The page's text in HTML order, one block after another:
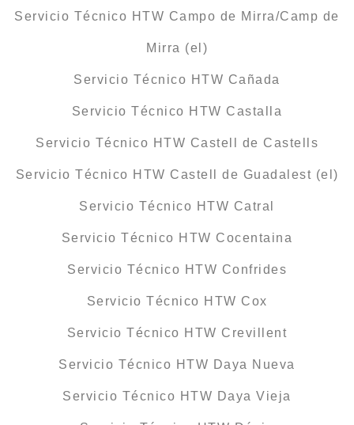
Servicio Técnico HTW Campo de Mirra/Camp de
Mirra (el)
Servicio Técnico HTW Cañada
Servicio Técnico HTW Castalla
Servicio Técnico HTW Castell de Castells
Servicio Técnico HTW Castell de Guadalest (el)
Servicio Técnico HTW Catral
Servicio Técnico HTW Cocentaina
Servicio Técnico HTW Confrides
Servicio Técnico HTW Cox
Servicio Técnico HTW Crevillent
Servicio Técnico HTW Daya Nueva
Servicio Técnico HTW Daya Vieja